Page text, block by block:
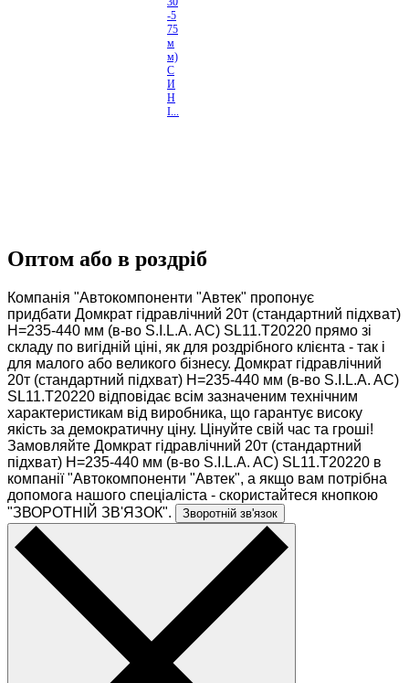
-5
75
м
м)
С
И
Н
І...
Оптом або в роздріб
Компанія "Автокомпоненти "Автек" пропонує
придбати Домкрат гідравлічний 20т (стандартний підхват)
H=235-440 мм (в-во S.I.L.A. AC) SL11.T20220 прямо зі
складу по вигідній ціні, як для роздрібного клієнта - так і
для малого або великого бізнесу. Домкрат гідравлічний
20т (стандартний підхват) H=235-440 мм (в-во S.I.L.A. AC)
SL11.T20220 відповідає всім зазначеним технічним
характеристикам від виробника, що гарантує високу
якість за демократичну ціну. Цінуйте свій час та гроші!
Замовляйте Домкрат гідравлічний 20т (стандартний
підхват) H=235-440 мм (в-во S.I.L.A. AC) SL11.T20220 в
компанії "Автокомпоненти "Автек", а якщо вам потрібна
допомога нашого спеціаліста - скористайтеся кнопкою
"ЗВОРОТНІЙ ЗВ'ЯЗОК".
Зворотній зв'язок